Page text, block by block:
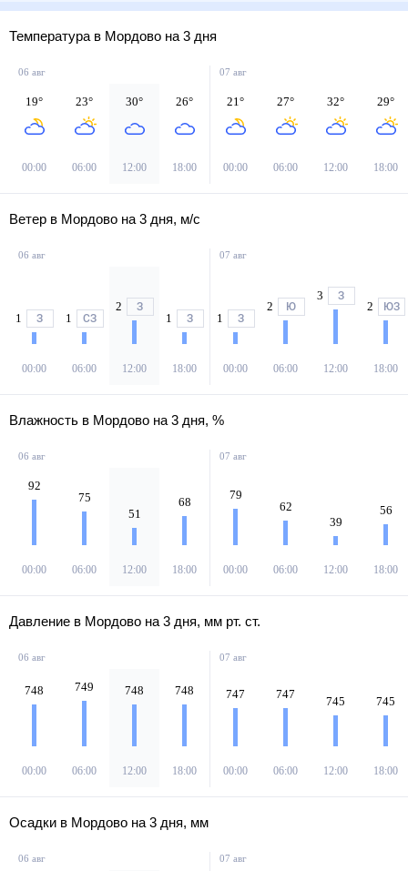
Температура в Мордово на 3 дня
06 авг
19°
00:00
23°
06:00
30°
12:00
26°
18:00
07 авг
21°
00:00
27°
06:00
32°
12:00
29°
18:00
Ветер в Мордово на 3 дня, м/с
06 авг
1 З
00:00
1 СЗ
06:00
2 З
12:00
1 З
18:00
07 авг
1 З
00:00
2 Ю
06:00
3 З
12:00
2 ЮЗ
18:00
Влажность в Мордово на 3 дня, %
06 авг
92
00:00
75
06:00
51
12:00
68
18:00
07 авг
79
00:00
62
06:00
39
12:00
56
18:00
Давление в Мордово на 3 дня, мм рт. ст.
06 авг
748
00:00
749
06:00
748
12:00
748
18:00
07 авг
747
00:00
747
06:00
745
12:00
745
18:00
Осадки в Мордово на 3 дня, мм
06 авг 07 авг